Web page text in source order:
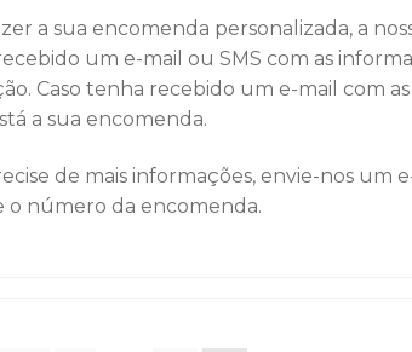
a sua encomenda personalizada, a
um e-mail ou SMS com as
Caso tenha recebido um e-mail com
a sua encomenda.
de mais informações, envie-nos um
o número da encomenda.